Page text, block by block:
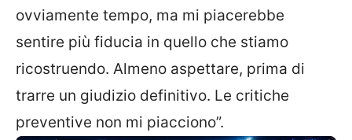
ovviamente tempo, ma mi piacerebbe
sentire più fiducia in quello che stiamo
ricostruendo. Almeno aspettare, prima di
trarre un giudizio definitivo. Le critiche
preventive non mi piacciono”.